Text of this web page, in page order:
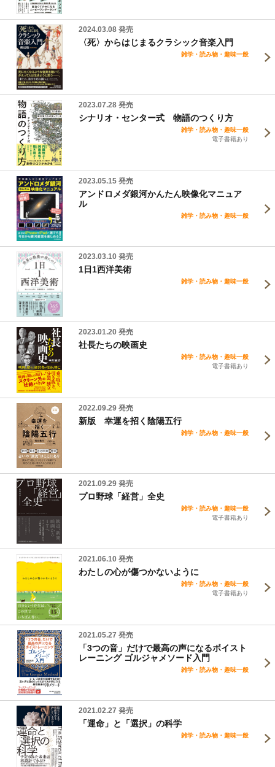
2024.03.08 発売
〈死〉からはじまるクラシック音楽入門
雑学・読み物・趣味一般
2023.07.28 発売
シナリオ・センター式 物語のつくり方
雑学・読み物・趣味一般
電子書籍あり
2023.05.15 発売
アンドロメダ銀河かんたん映像化マニュア
ル
雑学・読み物・趣味一般
2023.03.10 発売
1日1西洋美術
雑学・読み物・趣味一般
2023.01.20 発売
社長たちの映画史
雑学・読み物・趣味一般
電子書籍あり
2022.09.29 発売
新版 幸運を招く陰陽五行
雑学・読み物・趣味一般
2021.09.29 発売
プロ野球「経営」全史
雑学・読み物・趣味一般
電子書籍あり
2021.06.10 発売
わたしの心が傷つかないように
雑学・読み物・趣味一般
電子書籍あり
2021.05.27 発売
「3つの音」だけで最高の声になるボイスト
レーニング ゴルジャメソード入門
雑学・読み物・趣味一般
2021.02.27 発売
「運命」と「選択」の科学
雑学・読み物・趣味一般